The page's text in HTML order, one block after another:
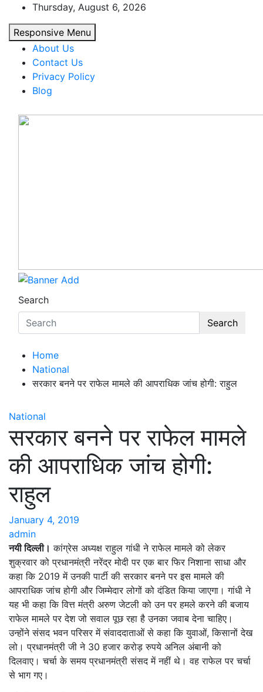
content
Thursday, August 6, 2026
Responsive Menu
About Us
Contact Us
Privacy Policy
Blog
Search
Search
Home
National
सरकार बनने पर राफेल मामले की आपराधिक जांच होगी: राहुल
National
सरकार बनने पर राफेल मामले
की आपराधिक जांच होगी:
राहुल
January 4, 2019
admin
नयी दिल्ली। कांग्रेस अध्यक्ष राहुल गांधी ने राफेल मामले को लेकर
शुक्रवार को प्रधानमंत्री नरेंद्र मोदी पर एक बार फिर निशाना साधा और
कहा कि 2019 में उनकी पार्टी की सरकार बनने पर इस मामले की
आपराधिक जांच होगी और जिम्मेदार लोगों को दंडित किया जाएगा। गांधी ने
यह भी कहा कि वित्त मंत्री अरुण जेटली को उन पर हमले करने की बजाय
राफेल मामले पर देश जो सवाल पूछ रहा है उनका जवाब देना चाहिए।
उन्होंने संसद भवन परिसर में संवाददाताओं से कहा कि युवाओं, किसानों देख
लो। प्रधानमंत्री जी ने 30 हजार करोड़ रुपये अनिल अंबानी को
दिलवाए। चर्चा के समय प्रधानमंत्री संसद में नहीं थे। वह राफेल पर चर्चा
से भाग गए।